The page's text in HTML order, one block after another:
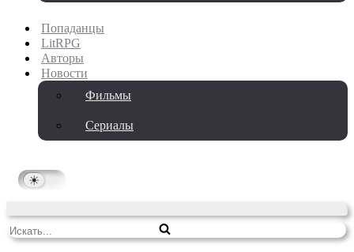
Попаданцы
LitRPG
Авторы
Новости
Фильмы
Сериалы
Искать...